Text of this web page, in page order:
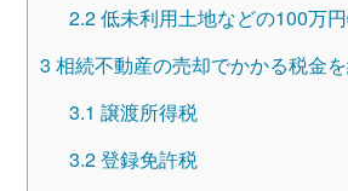
2.2低未利用土地などの100万
3 相続不動産の売却でかかる税金
3.1 譲渡所得税
3.2登録免許税